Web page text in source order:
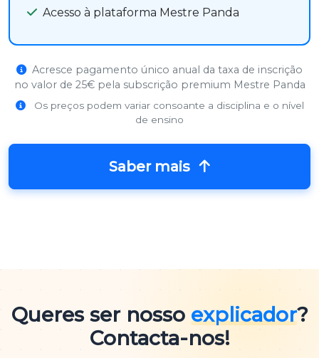
Acesso à plataforma Mestre Panda
Acresce pagamento único anual da taxa de inscrição
no valor de 25€ pela subscrição premium Mestre Panda
Os preços podem variar consoante a disciplina e o nível
de ensino
Saber mais
Queres ser nosso explicador?
Contacta-nos!